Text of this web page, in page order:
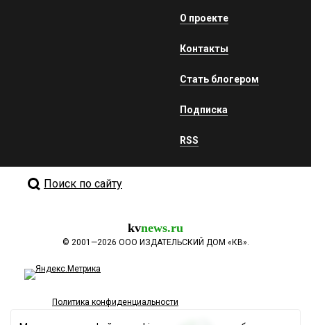
О проекте
Контакты
Стать блогером
Подписка
RSS
Поиск по сайту
kvnews.ru
© 2001—2026 ООО ИЗДАТЕЛЬСКИЙ ДОМ «КВ».
Политика конфиденциальности